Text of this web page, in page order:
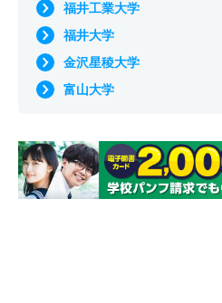
福井工業大学
福井大学
金沢星稜大学
富山大学